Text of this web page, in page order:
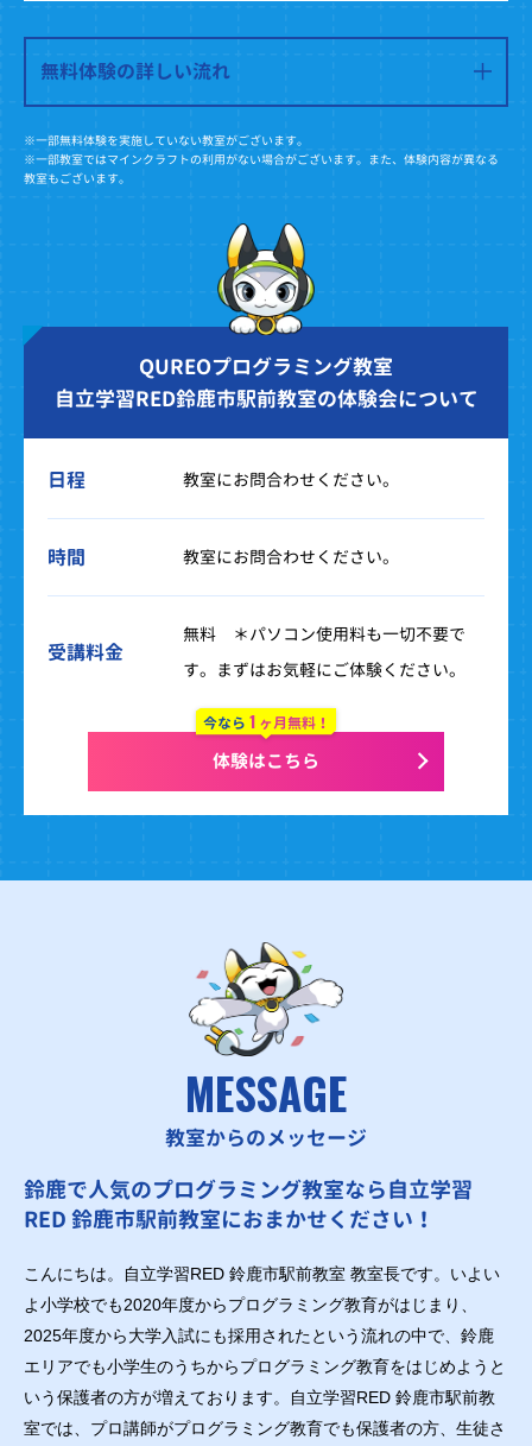
無料体験の詳しい流れ
※一部無料体験を実施していない教室がございます。
※一部教室ではマインクラフトの利用がない場合がございます。また、体験内容が異なる
教室もございます。
QUREOプログラミング教室
自立学習RED鈴鹿市駅前教室の体験会について
日程 教室にお問合わせください。
時間 教室にお問合わせください。
受講料金
無料 ＊パソコン使用料も一切不要で
す。まずはお気軽にご体験ください。
今なら 1 ヶ月無料！
体験はこちら
MESSAGE
教室からのメッセージ
鈴鹿で人気のプログラミング教室なら自立学習
RED 鈴鹿市駅前教室におまかせください！
こんにちは。自立学習RED 鈴鹿市駅前教室 教室長です。いよい
よ小学校でも2020年度からプログラミング教育がはじまり、
2025年度から大学入試にも採用されたという流れの中で、鈴鹿
エリアでも小学生のうちからプログラミング教育をはじめようと
いう保護者の方が増えております。自立学習RED 鈴鹿市駅前教
室では、プロ講師がプログラミング教育でも保護者の方、生徒さ